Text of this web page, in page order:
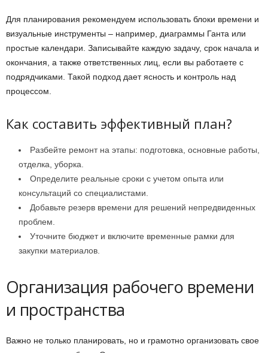
Для планирования рекомендуем использовать блоки времени и
визуальные инструменты – например, диаграммы Ганта или
простые календари. Записывайте каждую задачу, срок начала и
окончания, а также ответственных лиц, если вы работаете с
подрядчиками. Такой подход дает ясность и контроль над
процессом.
Как составить эффективный план?
Разбейте ремонт на этапы: подготовка, основные работы,
отделка, уборка.
Определите реальные сроки с учетом опыта или
консультаций со специалистами.
Добавьте резерв времени для решений непредвиденных
проблем.
Уточните бюджет и включите временные рамки для
закупки материалов.
Организация рабочего времени
и пространства
Важно не только планировать, но и грамотно организовать свое